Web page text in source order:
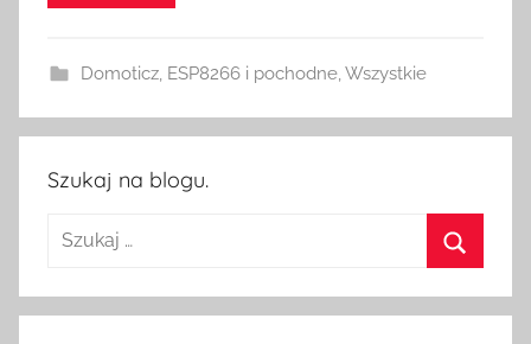
w
t
Domoticz, ESP8266 i pochodne,Wszystkie
Szukaj na blogu.
Szukaj: